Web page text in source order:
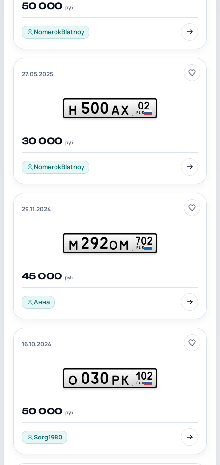
50 000 руб
NomerokBlatnoy
27.05.2025
Н 500 АХ 02
RUS
30 000 руб
NomerokBlatnoy
29.11.2024
М292ОМ 702
RUS
45 000 руб
Анна
16.10.2024
О 030 РК 102
RUS
50 000 руб
Serg1980